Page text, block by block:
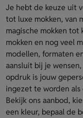
Je hebt de keuze uit
tot luxe mokken, van
magische mokken tot
mokken en nog veel
modellen, formaten
aansluit bij je
opdruk is jouw
ingezet te worden
Bekijk ons aanbod,
een kleur, bepaal de